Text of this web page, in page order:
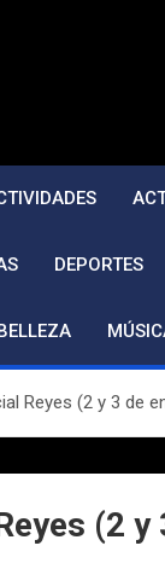
DEPORTES
Reyes (2 y 3 de
(2 y